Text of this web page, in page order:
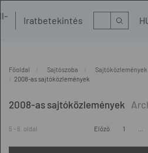
Iratbetekintés Kereső
Főoldal Sajtószoba Sajtóközlemények
2008-as sajtóközlemények
2008-as sajtóközlemények
5 - 6. oldal Előző 1